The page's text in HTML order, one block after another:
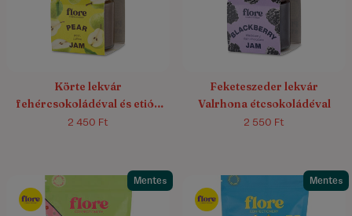
Körte lekvár
fehércsokoládéval és etióp
kávéval
2 450 Ft
Feketeszeder lekvár
Valrhona étcsokoládéval
2 550 Ft
Mentes Mentes